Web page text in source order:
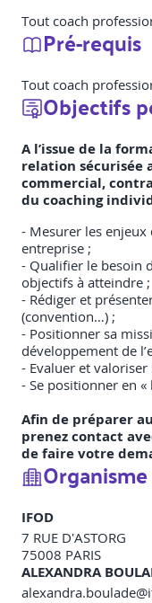
Tout coach
Pré-requis
Tout coach
Objectifs
A l’issue de la
relation sécurisée
commercial,
du coaching
- Mesurer les enjeux
entreprise ;
- Qualifier le besoin
objectifs à atteindre ;
- Rédiger et
(convention…) ;
- Positionner sa
développement de
- Evaluer et valoriser
- Se positionner en
Afin de préparer
prenez contact
de faire votre
IFOD
7 RUE D'ASTORG
75008 PARIS
ALEXANDRA